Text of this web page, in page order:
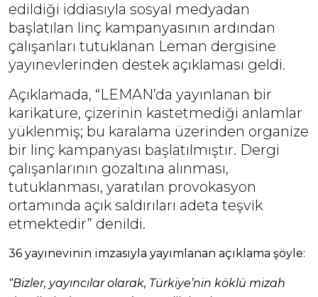
edildiği iddiasıyla sosyal medyadan
başlatılan linç kampanyasının ardından
çalışanları tutuklanan Leman dergisine
yayınevlerinden destek açıklaması geldi.
Açıklamada, “LEMAN’da yayınlanan bir
karikatüre, çizerinin kastetmediği anlamlar
yüklenmiş; bu karalama üzerinden organize
bir linç kampanyası başlatılmıştır. Dergi
çalışanlarının gözaltına alınması,
tutuklanması, yaratılan provokasyon
ortamında açık saldırıları adeta teşvik
etmektedir” denildi.
36 yayınevinin imzasıyla yayımlanan açıklama şöyle:
“Bizler, yayıncılar olarak, Türkiye’nin köklü mizah